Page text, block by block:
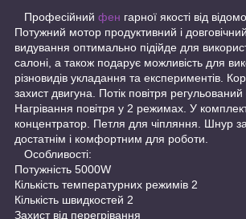
Професійний фен гарної якості від
Потужний мотор продуктивний і
видування оптимально підійде для
салоні, а також подарує можливість для
різновидів укладання та експериментів.
захист двигуна. Потік повітря
Нагрівання повітря у 2 режимах. У
концентратор. Петля для чіпляння. Шнур
достатнім і комфортним для роботи.
Особливості:
Потужність 5000W
Кількість температурних режимів 2
Кількість швидкостей 2
Захист від перегрівання